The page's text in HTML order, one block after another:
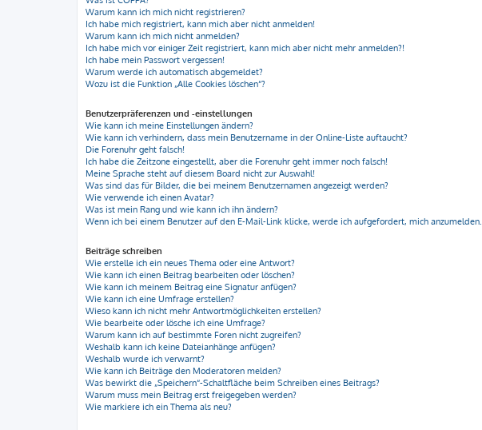
Warum kann ich mich nicht registrieren?
Ich habe mich registriert, kann mich aber nicht anmelden!
Warum kann ich mich nicht anmelden?
Ich habe mich vor einiger Zeit registriert, kann mich aber nicht mehr anmelden?!
Ich habe mein Passwort vergessen!
Warum werde ich automatisch abgemeldet?
Wozu ist die Funktion „Alle Cookies löschen“?
Benutzerpräferenzen und -einstellungen
Wie kann ich meine Einstellungen ändern?
Wie kann ich verhindern, dass mein Benutzername in der Online-Liste auftaucht?
Die Forenuhr geht falsch!
Ich habe die Zeitzone eingestellt, aber die Forenuhr geht immer noch falsch!
Meine Sprache steht auf diesem Board nicht zur Auswahl!
Was sind das für Bilder, die bei meinem Benutzernamen angezeigt werden?
Wie verwende ich einen Avatar?
Was ist mein Rang und wie kann ich ihn ändern?
Wenn ich bei einem Benutzer auf den E-Mail-Link klicke, werde ich aufgefordert, mich anzumelden.
Beiträge schreiben
Wie erstelle ich ein neues Thema oder eine Antwort?
Wie kann ich einen Beitrag bearbeiten oder löschen?
Wie kann ich meinem Beitrag eine Signatur anfügen?
Wie kann ich eine Umfrage erstellen?
Wieso kann ich nicht mehr Antwortmöglichkeiten erstellen?
Wie bearbeite oder lösche ich eine Umfrage?
Warum kann ich auf bestimmte Foren nicht zugreifen?
Weshalb kann ich keine Dateianhänge anfügen?
Weshalb wurde ich verwarnt?
Wie kann ich Beiträge den Moderatoren melden?
Was bewirkt die „Speichern“-Schaltfläche beim Schreiben eines Beitrags?
Warum muss mein Beitrag erst freigegeben werden?
Wie markiere ich ein Thema als neu?